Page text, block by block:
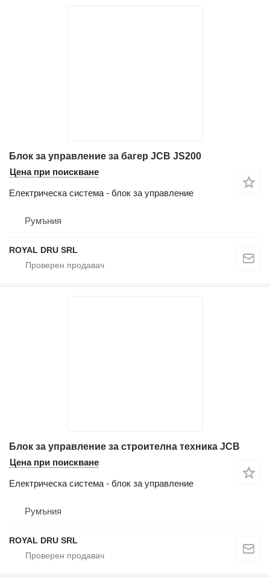
Блок за управление за багер JCB JS200
Цена при поискване
Електрическа система - блок за управление
Румъния
ROYAL DRU SRL
Блок за управление за строителна техника JCB
Цена при поискване
Електрическа система - блок за управление
Румъния
ROYAL DRU SRL